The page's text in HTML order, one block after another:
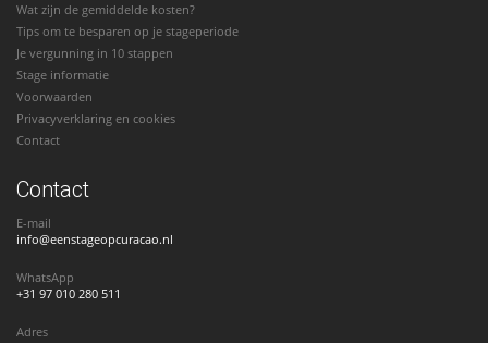
Wat zijn de gemiddelde kosten?
Tips om te besparen op je stageperiode
Je vergunning in 10 stappen
Stage informatie
Voorwaarden
Privacyverklaring en cookies
Contact
Contact
E-mail
info@eenstageopcuracao.nl
WhatsApp
+31 97 010 280 511
Adres